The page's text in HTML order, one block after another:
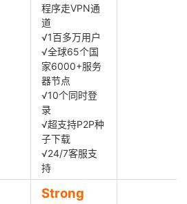
程序走VPN通
道
√1百多万用户
√全球65个国
家6000+服务
器节点
√10个同时登
录
√超支持P2P种
子下载
√24/7客服支
持
Strong